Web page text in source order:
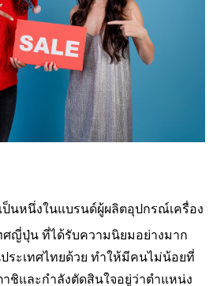
เป็นหนึ่งในแบรนด์ผู้ผลิตอุปกรณ์เครื่อง
ศญี่ปุ่น ที่ได้รับความนิยมอย่างมาก
ระเทศไทยด้วย ทำให้มีคนไม่น้อยที่
ชิและกำลังตัดสินใจอยู่ว่าตำแหน่ง